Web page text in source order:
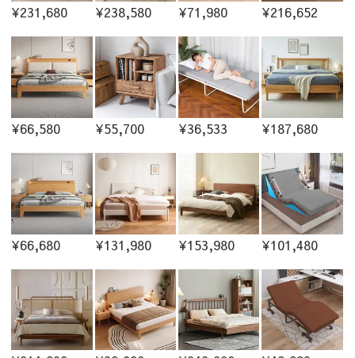
¥231,680 ¥238,580 ¥71,980 ¥216,652
¥66,580 ¥55,700 ¥36,533 ¥187,680
¥66,680 ¥131,980 ¥153,980 ¥101,480